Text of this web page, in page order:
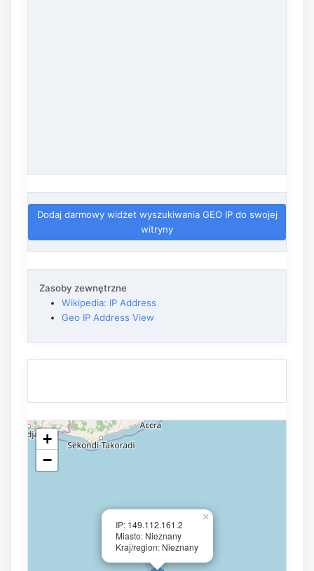
Dodaj darmowy widżet wyszukiwania GEO IP do swojej
witryny
Zasoby zewnętrzne
Wikipedia: IP Address
Geo IP Address View
IP: 149.112.161.2
Miasto: Nieznany
Kraj/region: Nieznany
×
+
−